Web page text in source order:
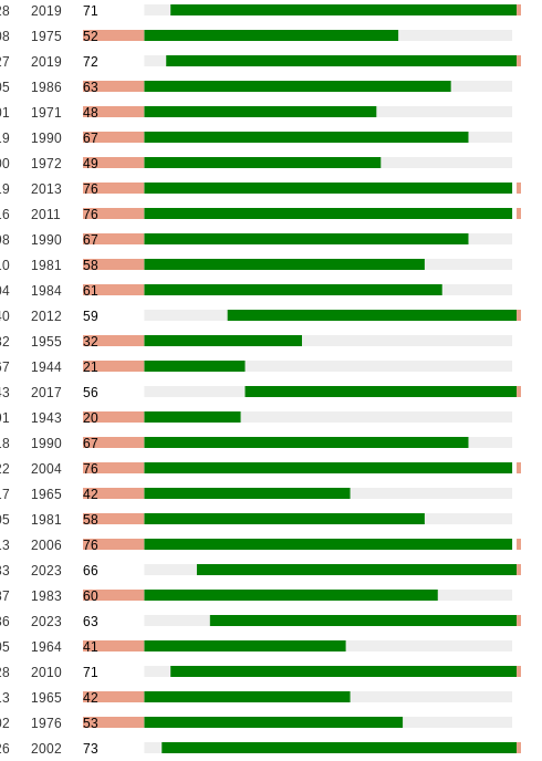
2019
71
1975
52
2019
72
1986
63
1971
48
1990
67
1972
49
2013
76
2011
76
1990
67
1981
58
1984
61
2012
59
1955
32
1944
21
2017
56
1943
20
1990
67
2004
76
1965
42
1981
58
2006
76
2023
66
1983
60
2023
63
1964
41
2010
71
1965
42
1976
53
2002
73